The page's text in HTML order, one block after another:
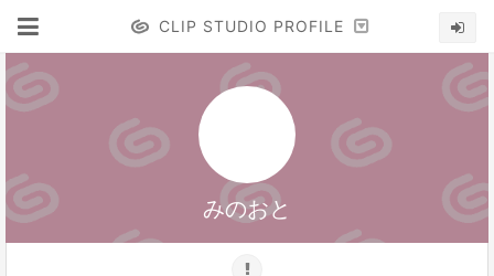
CLIP STUDIO PROFILE
みのおと